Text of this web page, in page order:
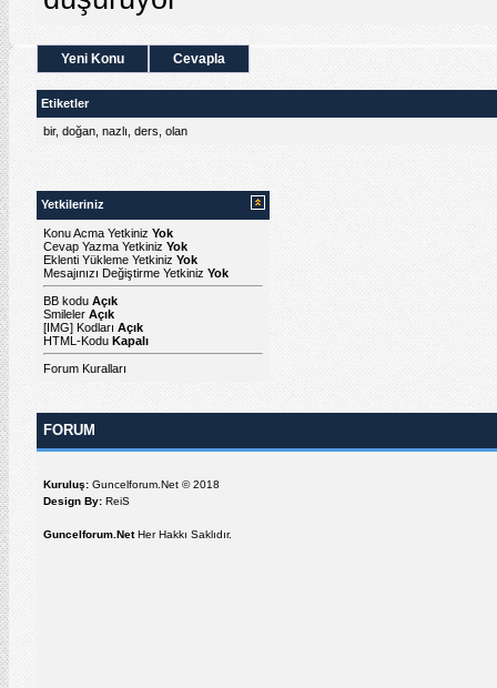
Yeni Konu Cevapla
Etiketler
bir, doğan nazlı ders olan
Yetkileriniz
Konu Acma Yetkiniz Yok
Cevap Yazma Yetkiniz Yok
Eklenti Yükleme Yetkiniz Yok
Mesajınızı Değiştirme Yetkiniz Yok
BB kodu Açık
Smileler Açık
[IMG] Kodları Açık
HTML-Kodu Kapalı
Forum Kuralları
FORUM
Kuruluş: Guncelforum.Net © 2018
Design By: ReiS
Guncelforum.NetHer Hakkı Saklıdır.